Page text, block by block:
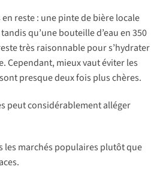
reste : une pinte de bière locale
qu’une bouteille d’eau en 350
très raisonnable pour s’hydrater
Cependant, mieux vaut éviter les
presque deux fois plus chères.
peut considérablement alléger
les marchés populaires plutôt que